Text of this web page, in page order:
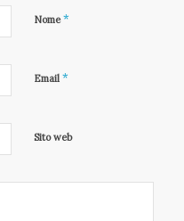
Nome*
Email *
Sito web